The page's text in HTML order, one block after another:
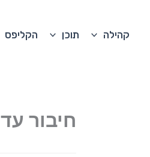
קהילה תוכן הקליפס
חיבור עד 10